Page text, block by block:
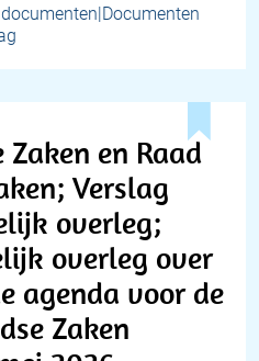
Zaken en Raad
Verslag
overleg;
overleg over
agenda voor de
Zaken